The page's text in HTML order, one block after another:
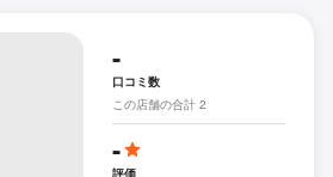
-
口コミ数
この店舗の合計 2
-